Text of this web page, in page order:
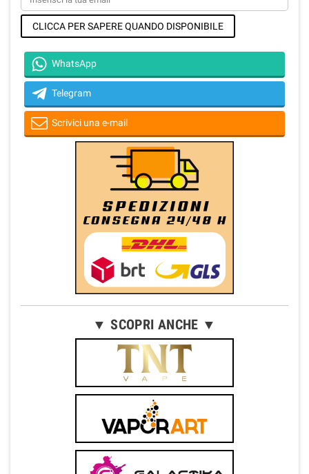
CLICCA PER SAPERE QUANDO DISPONIBILE
WhatsApp
Telegram
Scrivici una e-mail
▼ SCOPRI ANCHE ▼